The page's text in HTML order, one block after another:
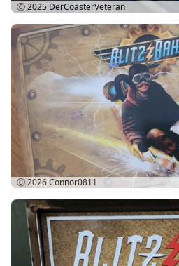
Ⓒ 2025 DerCoasterVeteran
Ⓒ 2026Connor0811